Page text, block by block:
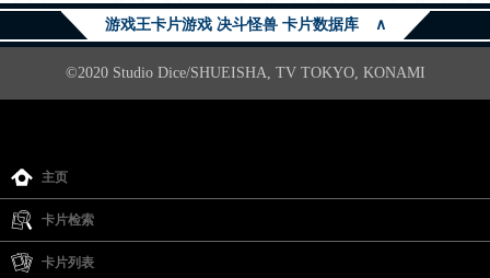
游戏王卡片游戏 决斗怪兽 卡片数据库 ∧
©2020 Studio Dice/SHUEISHA, TV TOKYO, KONAMI
主页
卡片检索
卡片列表